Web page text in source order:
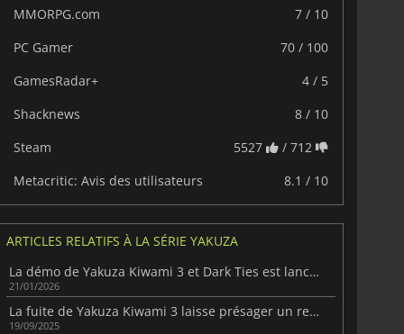
MMORPG.com
7 / 10
PC Gamer
70 / 100
GamesRadar+
4 / 5
Shacknews
8 / 10
Steam
5527
/ 712
Metacritic: Avis des utilisateurs
8.1 / 10
ARTICLES RELATIFS À LA SÉRIE YAKUZA
La démo de Yakuza Kiwami 3 et Dark Ties est lancée sur PC et consoles
21/01/2026
La fuite de Yakuza Kiwami 3 laisse présager un remake très attendu
19/09/2025